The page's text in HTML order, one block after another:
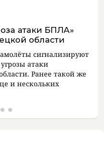
атаки БПЛА»
области
сигнализируют
атаки
Ранее такой же
и нескольких